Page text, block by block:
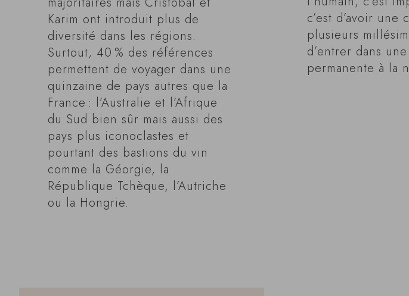
Karim ont introduit plus de
diversité dans les régions.
Surtout, 40 % des références
permettent de voyager dans une
quinzaine de pays autres que la
France : l’Australie et l’Afrique
du Sud bien sûr mais aussi des
pays plus iconoclastes et
pourtant des bastions du vin
comme la Géorgie, la
République Tchèque, l’Autriche
ou la Hongrie.
c’est d’avoir
plusieurs
d’entrer dans
permanente à la